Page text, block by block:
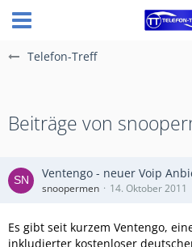
Telefon-Treff
Beiträge von
Ventengo - neuer Voip
snoopermen 14. Oktober 2011
Es gibt seit kurzem Ventengo,
inkludierter kostenloser